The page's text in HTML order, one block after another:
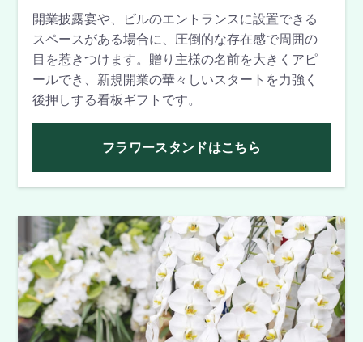
開業披露宴や、ビルのエントランスに設置できる
スペースがある場合に、圧倒的な存在感で周囲の
目を惹きつけます。贈り主様の名前を大きくアピ
ールでき、新規開業の華々しいスタートを力強く
後押しする看板ギフトです。
フラワースタンドはこちら